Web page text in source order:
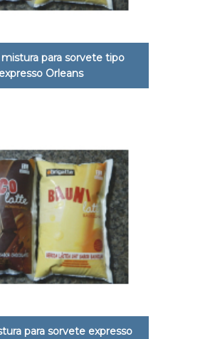
para sorvete tipo
expresso Orleans
para sorvete expresso